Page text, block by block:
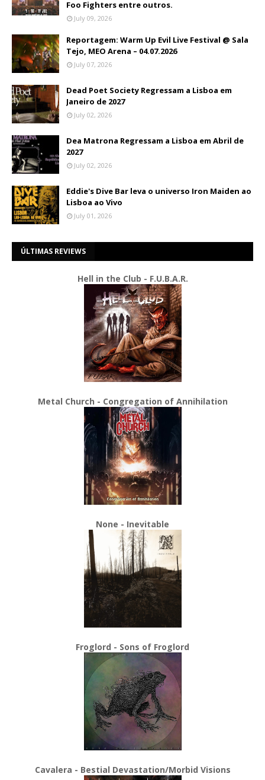
Foo Fighters entre outros.
July 09, 2026
Reportagem: Warm Up Evil Live Festival @ Sala
Tejo, MEO Arena – 04.07.2026
July 07, 2026
Dead Poet Society Regressam a Lisboa em
Janeiro de 2027
July 02, 2026
Dea Matrona Regressam a Lisboa em Abril de
2027
July 02, 2026
Eddie's Dive Bar leva o universo Iron Maiden ao
Lisboa ao Vivo
July 01, 2026
ÚLTIMAS REVIEWS
Hell in the Club - F.U.B.A.R.
Metal Church - Congregation of Annihilation
None - Inevitable
Froglord - Sons of Froglord
Cavalera - Bestial Devastation/Morbid Visions